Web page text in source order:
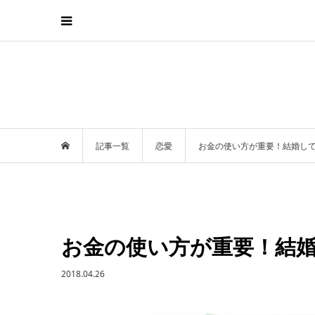
記事一覧 恋愛 お金の使い方が重要！結婚し
お金の使い方が重要！結
2018.04.26